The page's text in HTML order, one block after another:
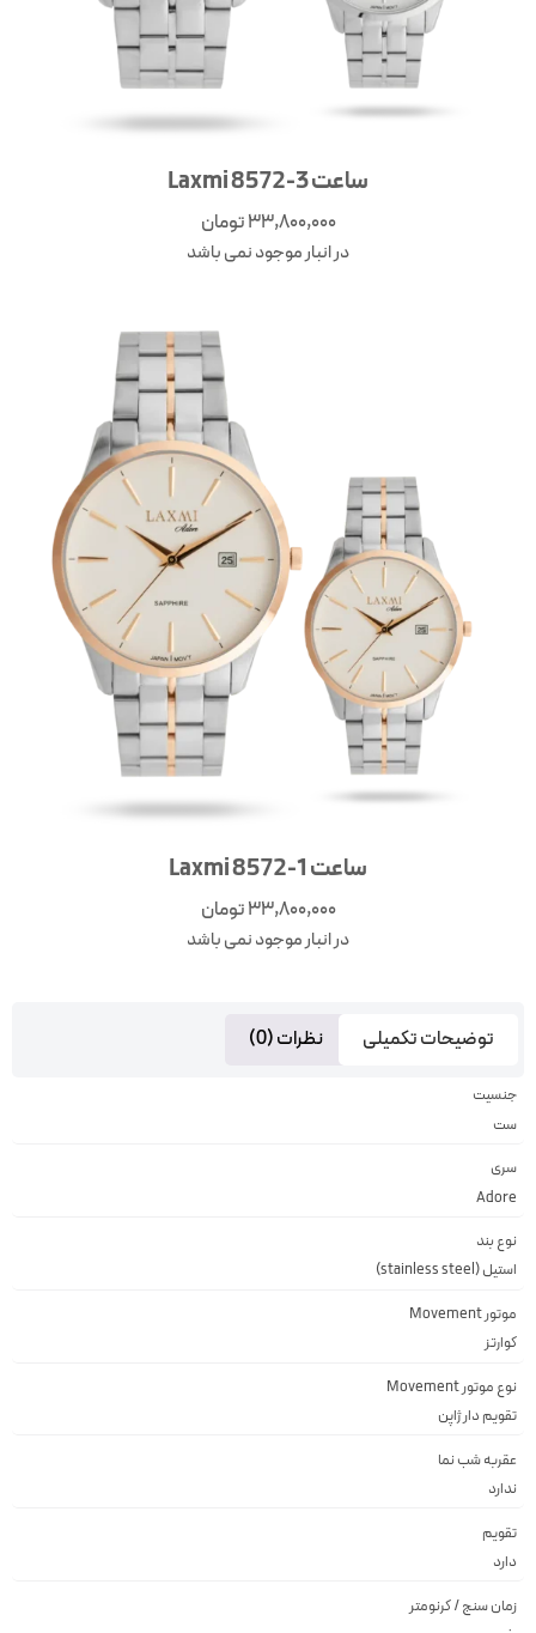
ساعت 3-8572 Laxmi
33,800,000تومان
در انبار موجود نمی باشد
ساعت 1-8572 Laxmi
33,800,000تومان
در انبار موجود نمی باشد
توضیحات تکمیلی نظرات (0)
جنسیت
ست
سری
Adore
نوع بند
استیل (stainless steel)
موتور Movement
کوارتز
نوع موتور Movement
تقويم دار ژاپن
عقربه شب نما
ندارد
تقویم
دارد
زمان سنج / کرنومتر